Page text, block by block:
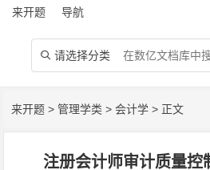
来开题 导航
 请选择分类
来开题 >管理学类 >会计学 > 正文
注册会计师审计质量控